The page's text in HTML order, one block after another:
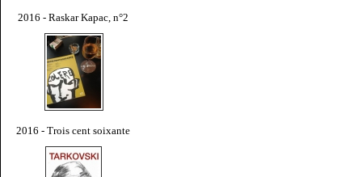
2016 - Raskar Kapac, n°2
2016 - Trois cent soixante